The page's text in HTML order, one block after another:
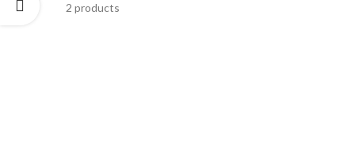
2 products